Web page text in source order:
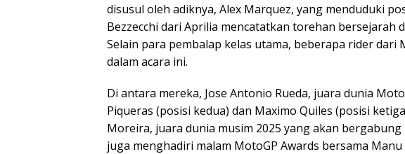
disusul oleh adiknya, Alex Marquez, yang menduduki
Bezzecchi dari Aprilia mencatatkan torehan bersejarah
Selain para pembalap kelas utama, beberapa rider
dalam acara ini.
Di antara mereka, Jose Antonio Rueda, juara dunia
Piqueras (posisi kedua) dan Maximo Quiles (posisi
Moreira, juara dunia musim 2025 yang akan bergabung
juga menghadiri malam MotoGP Awards bersama